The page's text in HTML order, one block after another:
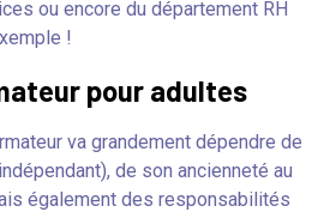
ou encore du département RH
!
pour adultes
va grandement dépendre de
de son ancienneté au
également des responsabilités